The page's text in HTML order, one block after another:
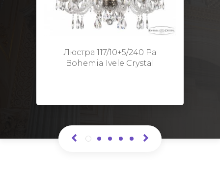
Люстра 117/10+5/240 Pa
Bohemia Ivele Crystal
Кол-во ламп: 15
Диаметр: 70 см